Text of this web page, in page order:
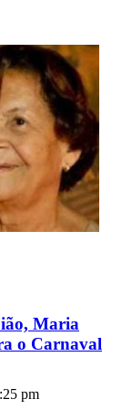
Maria
o Carnaval
pm